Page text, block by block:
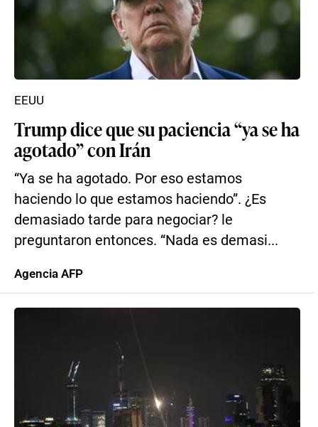
Trump dice que su paciencia “ya se ha
agotado” con Irán
“Ya se ha agotado. Por eso estamos
haciendo lo que estamos haciendo”. ¿Es
demasiado tarde para negociar? le
preguntaron entonces. “Nada es demasi...
EEUU
Agencia AFP